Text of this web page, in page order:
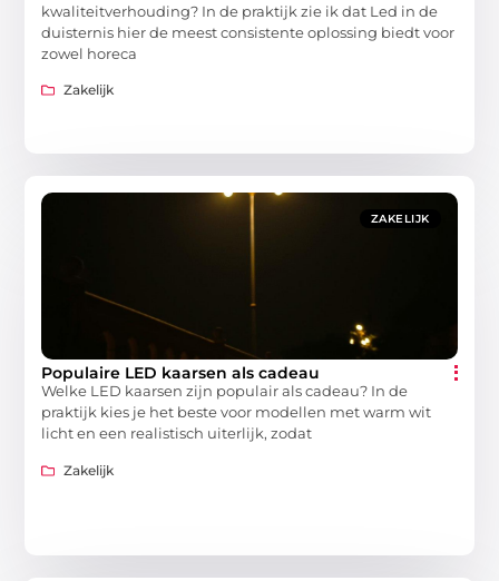
kwaliteitverhouding? In de praktijk zie ik dat Led in de
duisternis hier de meest consistente oplossing biedt voor
zowel horeca
Zakelijk
ZAKELIJK
Populaire LED kaarsen als cadeau
Welke LED kaarsen zijn populair als cadeau? In de
praktijk kies je het beste voor modellen met warm wit
licht en een realistisch uiterlijk, zodat
Zakelijk